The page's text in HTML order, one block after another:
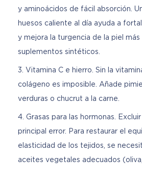
y aminoácidos de fácil absorción.
huesos caliente al día ayuda a
y mejora la turgencia de la piel más
suplementos sintéticos.
Vitamina C e hierro. Sin la
colágeno es imposible. Añade
verduras o chucrut a la carne.
Grasas para las hormonas. Excluir
principal error. Para restaurar el
elasticidad de los tejidos, se
aceites vegetales adecuados (oliva,